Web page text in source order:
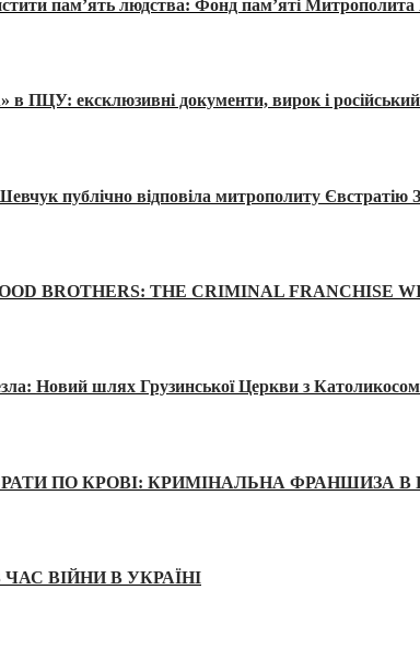
пам’ять людства: Фонд пам’яті
ексклюзивні документи, вирок і російський
публічно відповіла митрополиту Євстратію
BROTHERS: THE CRIMINAL FRANCHISE
Новий шлях Грузинської Церкви з
ПО КРОВІ: КРИМІНАЛЬНА ФРАНШИЗА В
ВІЙНИ В УКРАЇНІ